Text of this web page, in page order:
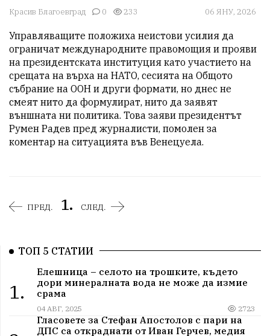
Красив Благоевград 0 233 06 ЯНУ, 2026
Управляващите положиха неистови усилия да
ограничат международните правомощия и прояви
на президентската институция като участието на
срещата на върха на НАТО, сесията на Общото
събрание на ООН и други формати, но днес не
смеят нито да формулират, нито да заявят
външната ни политика. Това заяви президентът
Румен Радев пред журналисти, помолен за
ПРЕД. 1. СЛЕД.
ТОП 5 СТАТИИ
1.
Елешница – селото на трошките, където
дори минералната вода не може да измие
срама
04 АВГ, 2025 2723
Гласовете за Стефан Апостолов с пари на
ДПС са откраднати от Иван Герчев, медия